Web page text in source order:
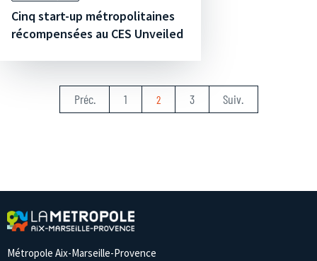
Cinq start-up métropolitaines
récompensées au CES Unveiled
Préc. 1 2 3 Suiv.
Métropole Aix-Marseille-Provence